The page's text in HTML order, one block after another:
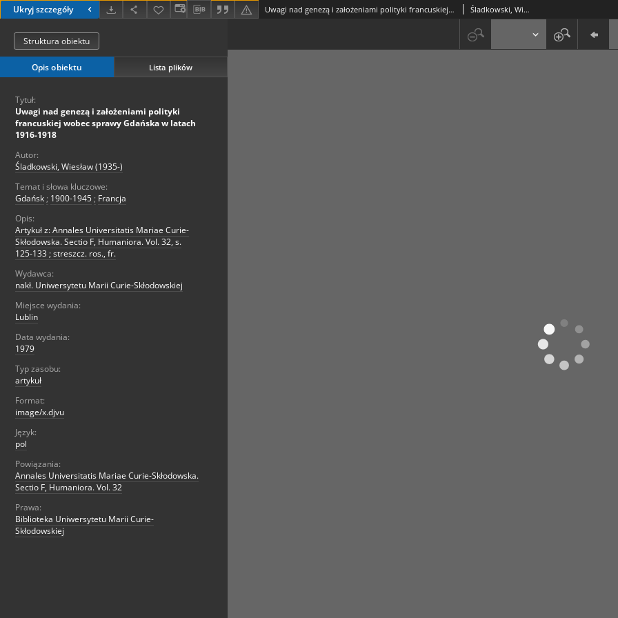
Ukryj szczegóły Uwagi nad genezą i założeniami polityki francuskiej wobec sprawy Gdańska w latach 1916-1918 Śladkowski, Wiesław (1935-)
Struktura obiektu
Opis obiektu Lista plików
Tytuł:
Uwagi nad genezą i założeniami polityki
francuskiej wobec sprawy Gdańska w latach
1916-1918
Autor:
Śladkowski, Wiesław (1935-)
Temat i słowa kluczowe:
Gdańsk ; 1900-1945 ; Francja
Opis:
Artykuł z: Annales Universitatis Mariae Curie-
Skłodowska. Sectio F, Humaniora. Vol. 32, s.
125-133 ; streszcz. ros., fr.
Wydawca:
nakł. Uniwersytetu Marii Curie-Skłodowskiej
Miejsce wydania:
Lublin
Data wydania:
1979
Typ zasobu:
artykuł
Format:
image/x.djvu
Język:
pol
Powiązania:
Annales Universitatis Mariae Curie-Skłodowska.
Sectio F, Humaniora. Vol. 32
Prawa:
Biblioteka Uniwersytetu Marii Curie-
Skłodowskiej